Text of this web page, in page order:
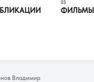
ФИЛЬМЫ
Владимир